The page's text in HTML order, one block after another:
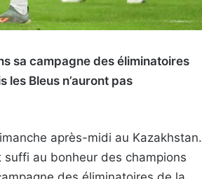
sa campagne des éliminatoires
Bleus n’auront pas
après-midi au Kazakhstan.
au bonheur des champions